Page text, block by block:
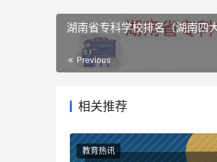
湖南省专科学校排名（湖南四
Previous
相关推荐
教育热讯